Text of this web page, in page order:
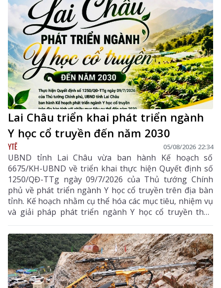
Lai Châu triển khai phát triển ngành
Y học cổ truyền đến năm 2030
YTẾ 05/08/2026 22:34
UBND tỉnh Lai Châu vừa ban hành Kế hoạch số
6675/KH-UBND về triển khai thực hiện Quyết định số
1250/QĐ-TTg ngày 09/7/2026 của Thủ tướng Chính
phủ về phát triển ngành Y học cổ truyền trên địa bàn
tỉnh. Kế hoạch nhằm cụ thể hóa các mục tiêu, nhiệm vụ
và giải pháp phát triển ngành Y học cổ truyền theo
hướng hiện đại, hiệu quả, bền vững; đẩy mạnh kết
hợp y học cổ truyền với y học hiện đại, phát huy tiềm
năng dược liệu của địa phương, góp phần nâng cao
chất lượng chăm sóc, bảo vệ sức khỏe nhân dân và
thúc đẩy phát triển kinh tế - xã hội.